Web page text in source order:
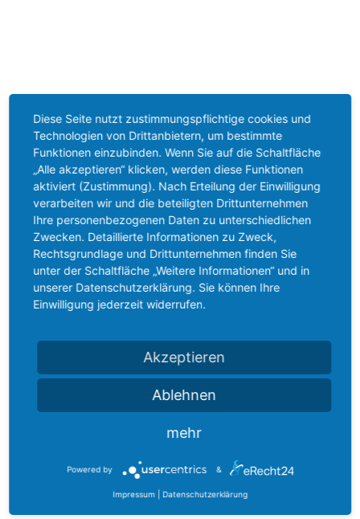
Diese Seite nutzt zustimmungspflichtige cookies und
Technologien von Drittanbietern, um bestimmte
Funktionen einzubinden. Wenn Sie auf die Schaltfläche
„Alle akzeptieren“ klicken, werden diese Funktionen
aktiviert (Zustimmung). Nach Erteilung der Einwilligung
verarbeiten wir und die beteiligten Drittunternehmen
Ihre personenbezogenen Daten zu unterschiedlichen
Zwecken. Detaillierte Informationen zu Zweck,
Rechtsgrundlage und Drittunternehmen finden Sie
unter der Schaltfläche „Weitere Informationen“ und in
unserer Datenschutzerklärung. Sie können Ihre
Einwilligung jederzeit widerrufen.
Akzeptieren
Ablehnen
mehr
Powered by &
Impressum Datenschutzerklärung